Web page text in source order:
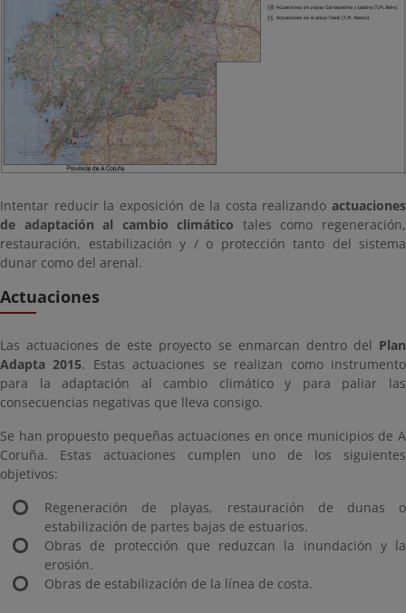
Intentar reducir la exposición de la costa realizando actuaciones
de adaptación al cambio climático tales como regeneración,
restauración, estabilización y / o protección tanto del sistema
dunar como del arenal.
Actuaciones
Las actuaciones de este proyecto se enmarcan dentro del Plan
Adapta 2015. Estas actuaciones se realizan como instrumento
para la adaptación al cambio climático y para paliar las
consecuencias negativas que lleva consigo.
Se han propuesto pequeñas actuaciones en once municipios de A
Coruña. Estas actuaciones cumplen uno de los siguientes
objetivos:
Regeneración de playas, restauración de dunas o
estabilización de partes bajas de estuarios.
Obras de protección que reduzcan la inundación y la
erosión.
Obras de estabilización de la línea de costa.